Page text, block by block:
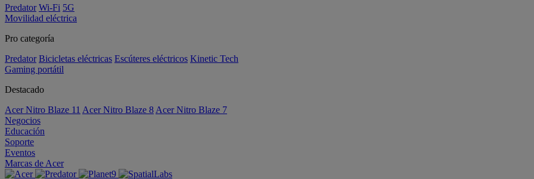
Predator Wi-Fi 5G
Movilidad eléctrica
Pro categoría
Predator Bicicletas eléctricas Escúteres eléctricos Kinetic Tech
Gaming portátil
Destacado
Acer Nitro Blaze 11 Acer Nitro Blaze 8 Acer Nitro Blaze 7
Negocios
Educación
Soporte
Eventos
Marcas de Acer